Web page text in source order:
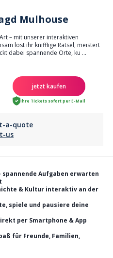
Mulhouse
– mit unserer interaktiven
löst ihr knifflige Rätsel, meistert
dabei spannende Orte, ku ...
jetzt kaufen
Ihre Tickets sofort per E-Mail
a-quote
us
Aufgaben erwarten
& Kultur interaktiv an der
spiele und pausiere deine
per Smartphone & App
für Freunde, Familien,